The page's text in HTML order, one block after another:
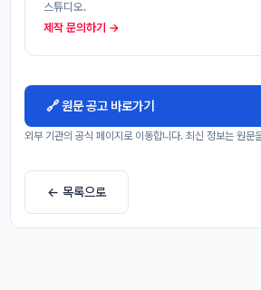
스튜디오.
제작 문의하기 →
🔗 원문 공고 바로가기
외부 기관의 공식 페이지로 이동합니다. 최신 정보는 원문
← 목록으로